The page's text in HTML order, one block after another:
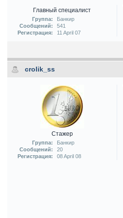
Главный специалист
Группа:
Банкир
Сообщений:
541
Регистрация:
11 April 07
crolik_ss
Стажер
Группа:
Банкир
Сообщений:
20
Регистрация:
08 April 08